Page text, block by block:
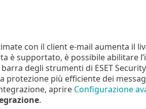
con il client e-mail aumenta il
è supportato, è possibile abilitare
degli strumenti di ESET
protezione più efficiente dei
aprire Configurazione
.